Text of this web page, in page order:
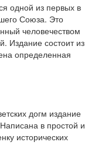
одной из первых в
Союза. Это
человечеством
Издание состоит из
определенная
догм издание
в простой и
исторических